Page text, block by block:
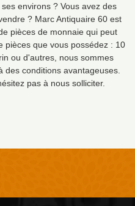
environs ? Vous avez des
? Marc Antiquaire 60 est
pièces de monnaie qui peut
pièces que vous possédez : 10
ou d'autres, nous sommes
conditions avantageuses.
pas à nous solliciter.